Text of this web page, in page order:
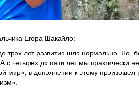
Егора Шакайло:
трех лет развитие шло нормально. Но,
с четырех до пяти лет мы практически
мир», в дополнении к этому произошел